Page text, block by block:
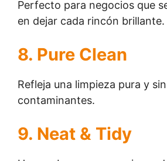
Perfecto para negocios que
en dejar cada rincón brillante.
8. Pure Clean
Refleja una limpieza pura y sin
contaminantes.
9. Neat & Tidy